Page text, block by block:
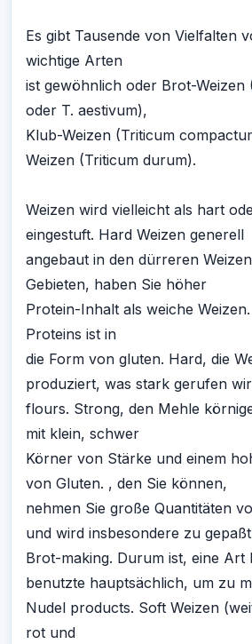
Es gibt Tausende von Vielfalten
wichtige Arten
ist gewöhnlich oder Brot-Weizen
oder T. aestivum),
Klub-Weizen (Triticum
Weizen (Triticum durum).
Weizen wird vielleicht als hart
eingestuft. Hard Weizen generell
angebaut in den dürreren
Gebieten, haben Sie höher
Protein-Inhalt als weiche
Proteins ist in
die Form von gluten. Hard, die
produziert, was stark gerufen
flours. Strong, den Mehle
mit klein, schwer
Körner von Stärke und einem
von Gluten. , den Sie können,
nehmen Sie große Quantitäten
und wird insbesondere zu gepaßt
Brot-making. Durum ist, eine Art
benutzte hauptsächlich, um zu
Nudel products. Soft Weizen
rot und